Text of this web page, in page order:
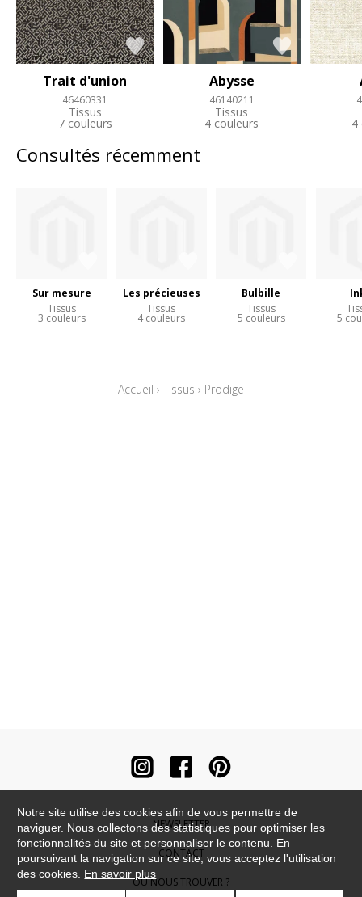
Trait d'union
46460331
Tissus
7 couleurs
Abysse
46140211
Tissus
4 couleurs 4
Consultés récemment
Sur mesure
Tissus
3 couleurs
Les précieuses
Tissus
4 couleurs
Bulbille
Tissus
5 couleurs 5
Accueil › Tissus › Prodige
NEWSLETTER
CONTACT
OÙ NOUS TROUVER ?
Notre site utilise des cookies afin de vous permettre de
naviguer. Nous collectons des statistiques pour optimiser les
fonctionnalités du site et personnaliser le contenu. En
poursuivant la navigation sur ce site, vous acceptez l'utilisation
des cookies. En savoir plus